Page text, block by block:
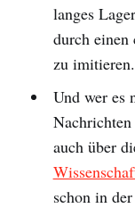
langes
durch einen
zu imitieren.
Und wer es
auch über
schon in der